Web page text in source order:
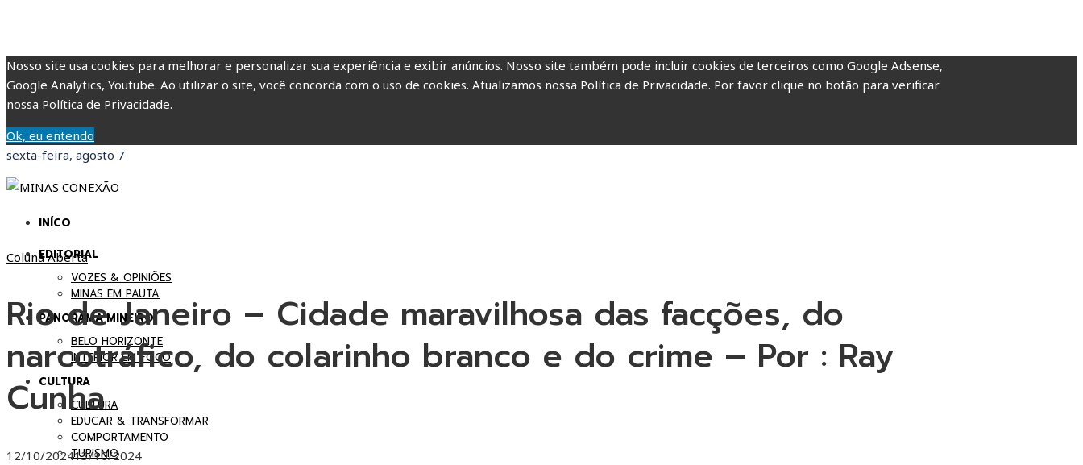
Nosso site usa cookies para melhorar e personalizar sua experiência e exibir anúncios. Nosso site também pode incluir cookies de terceiros como Google Adsense,
Google Analytics, Youtube. Ao utilizar o site, você concorda com o uso de cookies. Atualizamos nossa Política de Privacidade. Por favor clique no botão para verificar
nossa Política de Privacidade.
Ok, eu entendo
sexta-feira, agosto 7
INÍCO
EDITORIAL
VOZES & OPINIÕES
MINAS EM PAUTA
PANORAMA MINEIRO
BELO HORIZONTE
INTERIOR EM FOCO
CULTURA
CULTURA
EDUCAR & TRANSFORMAR
COMPORTAMENTO
TURISMO
Coluna Aberta
Rio de Janeiro – Cidade maravilhosa das facções, do
narcotráfico, do colarinho branco e do crime – Por : Ray
Cunha
12/10/202413/10/2024